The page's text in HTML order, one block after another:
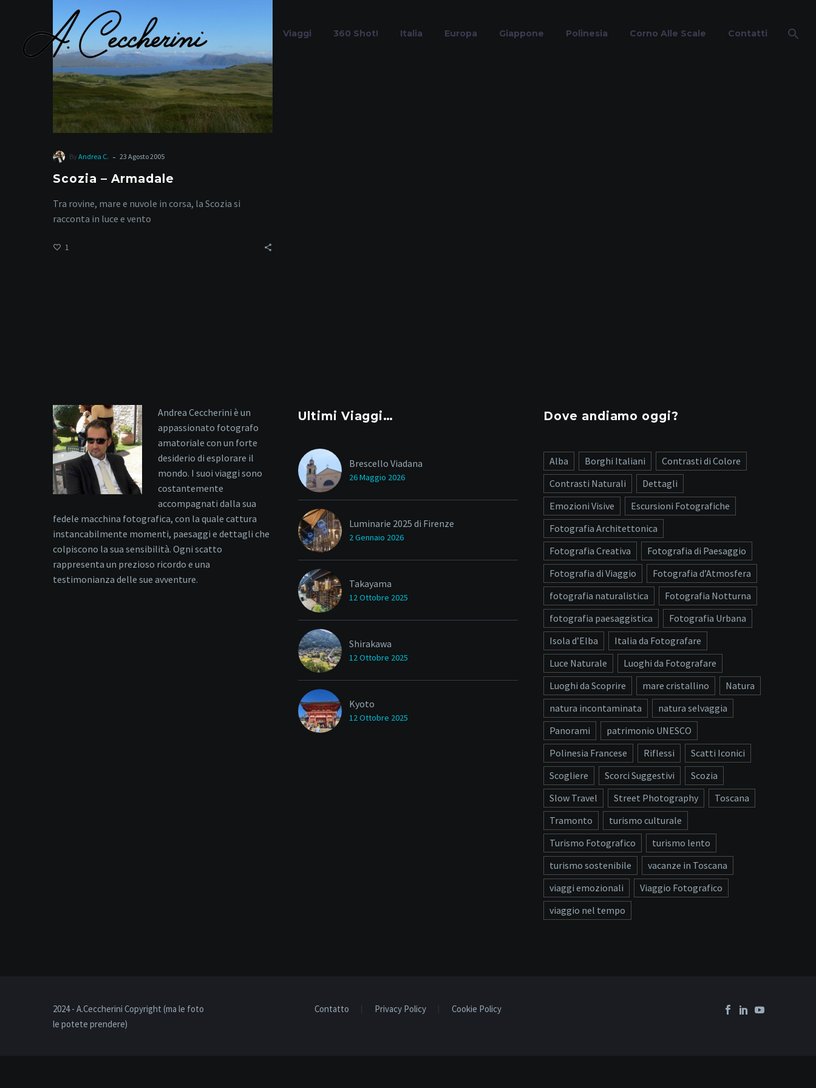
Viaggi 360 Shot! Italia Europa Giappone Polinesia Corno Alle Scale Contatti
Rovine Storiche
By Andrea C. - 23 Agosto 2005
Scozia – Armadale
Tra rovine, mare e nuvole in corsa, la Scozia si
racconta in luce e vento
1
Andrea Ceccherini è un
appassionato fotografo
amatoriale con un forte
desiderio di esplorare il
mondo. I suoi viaggi sono
costantemente
accompagnati dalla sua
fedele macchina fotografica, con la quale cattura
instancabilmente momenti, paesaggi e dettagli che
colpiscono la sua sensibilità. Ogni scatto
rappresenta un prezioso ricordo e una
testimonianza delle sue avventure.
Ultimi Viaggi…
Brescello Viadana
26 Maggio 2026
Luminarie 2025 di Firenze
2 Gennaio 2026
Takayama
12 Ottobre 2025
Shirakawa
12 Ottobre 2025
Kyoto
12 Ottobre 2025
Dove andiamo oggi?
Alba Borghi Italiani
Contrasti di Colore
Contrasti Naturali
Dettagli
Emozioni Visive
Escursioni Fotografiche
Fotografia Architettonica
Fotografia Creativa
Fotografia di Paesaggio
Fotografia di Viaggio
Fotografia d’Atmosfera
fotografia naturalistica
Fotografia Notturna
fotografia paesaggistica
Fotografia Urbana
Isola d’Elba
Italia da Fotografare
Luce Naturale
Luoghi da Fotografare
Luoghi da Scoprire
mare cristallino
Natura
natura incontaminata
natura selvaggia
Panorami
patrimonio UNESCO
Polinesia Francese
Riflessi
Scatti Iconici
Scogliere
Scorci Suggestivi
Scozia
Slow Travel
Street Photography
Toscana
Tramonto
turismo culturale
Turismo Fotografico
turismo lento
turismo sostenibile
vacanze in Toscana
viaggi emozionali
Viaggio Fotografico
viaggio nel tempo
Contatto Privacy Policy Cookie Policy
2024 - A.Ceccherini Copyright (ma le foto
le potete prendere)